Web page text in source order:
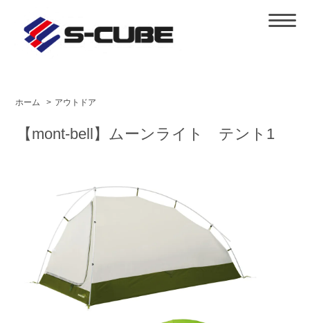
ホーム > アウトドア
【mont-bell】ムーンライト テント1